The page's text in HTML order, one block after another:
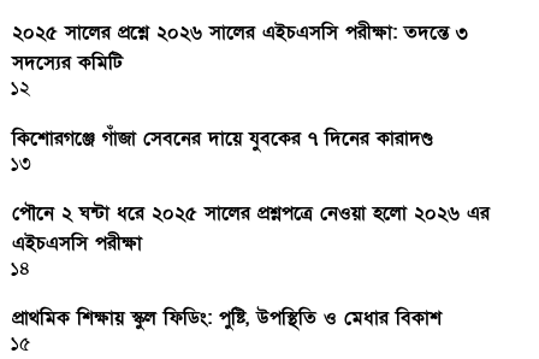
২০২৫ সালের প্রশ্নে ২০২৬ সালের এইচএসসি পরীক্ষা: তদন্তে ৩
সদস্যের কমিটি
১২
কিশোরগঞ্জে গাঁজা সেবনের দায়ে যুবকের ৭ দিনের কারাদণ্ড
১৩
পৌনে ২ ঘন্টা ধরে ২০২৫ সালের প্রশ্নপত্রে নেওয়া হলো ২০২৬ এর
এইচএসসি পরীক্ষা
১৪
প্রাথমিক শিক্ষায় স্কুল ফিডিং: পুষ্টি, উপস্থিতি ও মেধার বিকাশ
১৫